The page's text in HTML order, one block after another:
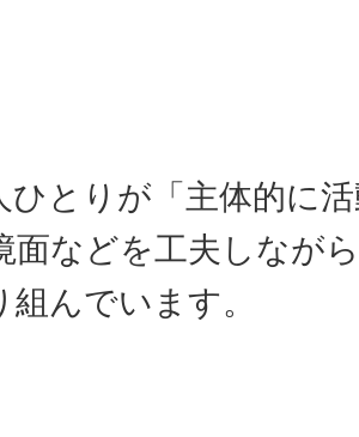
ひとりが「主体的に
面などを工夫しなが
んでいます。